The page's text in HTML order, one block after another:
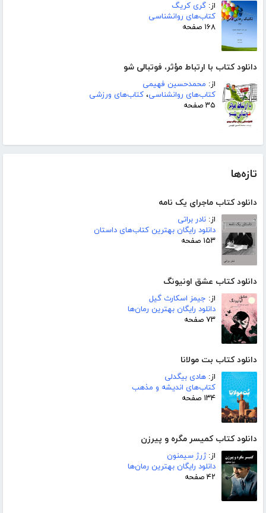
از: گری کریگ
کتاب‌های روانشناسی
۱۶۸ صفحه
دانلود کتاب با ارتباط مؤثر، فوتبالی شو
از: محمدحسین فهیمی
کتاب‌های روانشناسی، کتاب‌های ورزشی
۳۵ صفحه
تازه‌ها
دانلود کتاب ماجرای یک نامه
از: نادر براتی
دانلود رایگان بهترین کتاب‌های داستان
۱۵۳ صفحه
دانلود کتاب عشق اونیونگ
از: جیمز اسکارث گیل
دانلود رایگان بهترین رمان‌ها
۷۳ صفحه
دانلود کتاب بت مولانا
از: هادی بیگدلی
کتاب‌های اندیشه و مذهب
۱۳۴ صفحه
دانلود کتاب کمیسر مگره و پیرزن
از:ژرژ سیمنون
دانلود رایگان بهترین رمان‌ها
۴۲ صفحه